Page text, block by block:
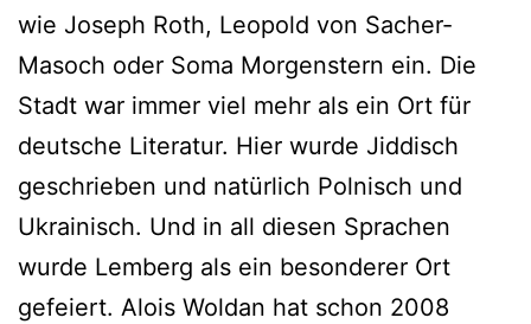
wie Joseph Roth, Leopold von Sacher-
Masoch oder Soma Morgenstern ein. Die
Stadt war immer viel mehr als ein Ort für
deutsche Literatur. Hier wurde Jiddisch
geschrieben und natürlich Polnisch und
Ukrainisch. Und in all diesen Sprachen
wurde Lemberg als ein besonderer Ort
gefeiert. Alois Woldan hat schon 2008